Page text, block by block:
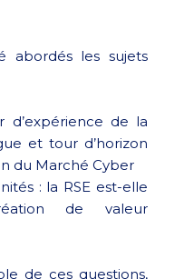
abordés les sujets
d’expérience de la
et tour d’horizon
du Marché Cyber
: la RSE est-elle
de valeur
de ces questions,